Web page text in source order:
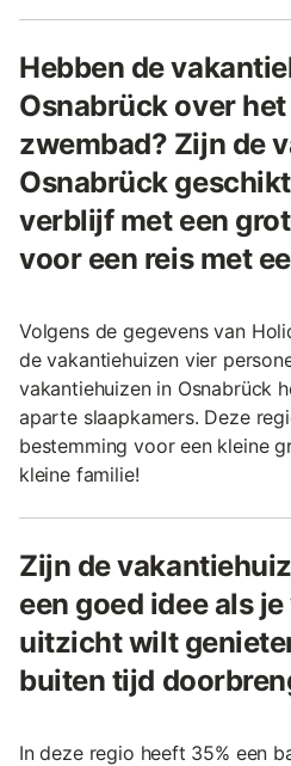
Hebben de
Osnabrück over
zwembad? Zijn de
Osnabrück
verblijf met een
voor een reis met
Volgens de gegevens van
de vakantiehuizen vier
vakantiehuizen in Osnabrück
aparte slaapkamers. Deze
bestemming voor een kleine
kleine familie!
Zijn de
een goed idee als
uitzicht wilt
buiten tijd
In deze regio heeft 35% een